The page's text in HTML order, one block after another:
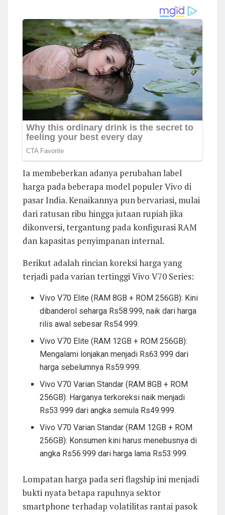
Ia membeberkan adanya perubahan label
harga pada beberapa model populer Vivo di
pasar India. Kenaikannya pun bervariasi, mulai
dari ratusan ribu hingga jutaan rupiah jika
dikonversi, tergantung pada konfigurasi RAM
dan kapasitas penyimpanan internal.
Berikut adalah rincian koreksi harga yang
terjadi pada varian tertinggi Vivo V70 Series:
Vivo V70 Elite (RAM 8GB + ROM 256GB): Kini
dibanderol seharga Rs58.999, naik dari harga
rilis awal sebesar Rs54.999.
Vivo V70 Elite (RAM 12GB + ROM 256GB):
Mengalami lonjakan menjadi Rs63.999 dari
harga sebelumnya Rs59.999.
Vivo V70 Varian Standar (RAM 8GB + ROM
256GB): Harganya terkoreksi naik menjadi
Rs53.999 dari angka semula Rs49.999.
Vivo V70 Varian Standar (RAM 12GB + ROM
256GB): Konsumen kini harus menebusnya di
angka Rs56.999 dari harga lama Rs53.999.
Lompatan harga pada seri flagship ini menjadi
bukti nyata betapa rapuhnya sektor
smartphone terhadap volatilitas rantai pasok